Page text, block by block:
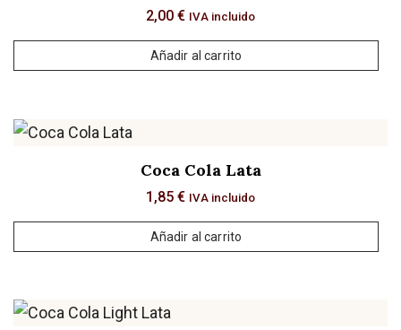
2,00 € IVA incluido
Añadir al carrito
Coca Cola Lata
1,85 € IVA incluido
Añadir al carrito